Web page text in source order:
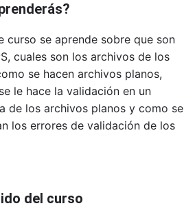
curso se aprende sobre que son
cuales son los archivos de los
se hacen archivos planos,
le hace la validación en un
de los archivos planos y como se
los errores de validación de los
del curso